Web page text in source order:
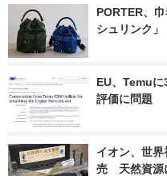
PORTER、
シュリンク」
EU、Temu
評価に問題
イオン、世
売　天然資源